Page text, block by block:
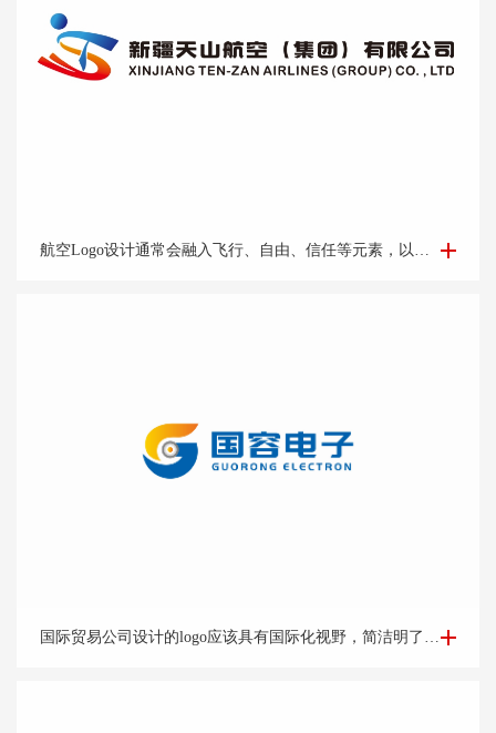
航空Logo设计-集团公司logo设计-logo设计公司 航空Logo设计通常会融入飞行、自由、信任等元素，以及公司的标志性色彩和字体，让人一眼就能联想到该航空公司。
国际贸易Logo设计-外贸公司logo设计-logo设计公司